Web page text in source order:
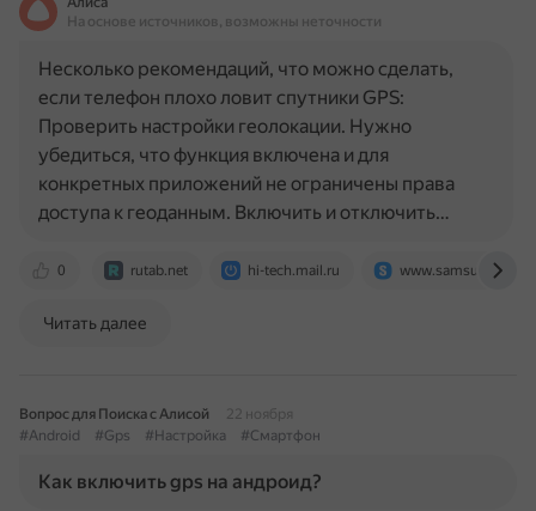
На основе источников, возможны неточности
0 rutab.net hi-tech.mail.ru www.samsung.com
Несколько рекомендаций, что можно сделать,
если телефон плохо ловит спутники GPS:
Проверить настройки геолокации. Нужно
убедиться, что функция включена и для
конкретных приложений не ограничены права
доступа к геоданным. Включить и отключить…
Читать далее
Вопрос для Поиска с Алисой
22 ноября
#Android
#Gps #Настройка #Смартфон
Как включить gps на андроид?